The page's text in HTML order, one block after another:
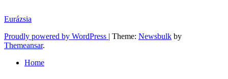
Eurázsia
Proudly powered by WordPress
Theme: Newsbulk by
Themeansar.
Home